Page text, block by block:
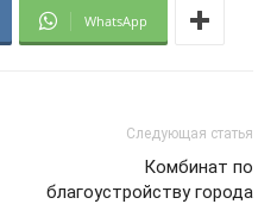
WhatsApp
Следующая статья
Комбинат по
благоустройству города